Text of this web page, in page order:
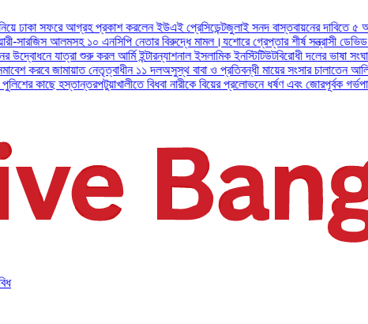
সফরে আগ্রহ প্রকাশ করলেন ইউএই প্রেসিডেন্টজুলাই সনদ বাস্তবায়নের দাবিতে ৫ আগস্ট
সারজিস আলমসহ ১০ এনসিপি নেতার বিরুদ্ধে মামল।যশোরে গ্রেপ্তার শীর্ষ সন্ত্রাসী ডেভিড ইমন,
যাত্রা শুরু করল আর্মি ইন্টারন্যাশনাল ইসলামিক ইনস্টিটিউটবিরোধী দলের ভাষা সংঘাতের
জামায়াত নেতৃত্বাধীন ১১ দলঅসুস্থ বাবা ও প্রতিবন্ধী মায়ের সংসার চালাতেন আলিফ,
কাছে হস্তান্তরপটুয়াখালীতে বিধবা নারীকে বিয়ের প্রলোভনে ধর্ষণ এবং জোরপূর্বক গর্ভপাতের